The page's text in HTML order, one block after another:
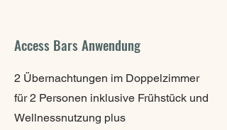
Access Bars Anwendung
2 Übernachtungen im Doppelzimmer
für 2 Personen inklusive Frühstück und
Wellnessnutzung plus